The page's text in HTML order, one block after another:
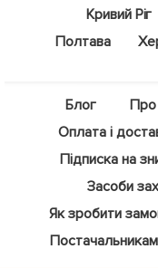
Кривий Ріг
Полтава
Блог Про
Оплата і
Підписка на
Засоби
Як зробити
Постачальникам